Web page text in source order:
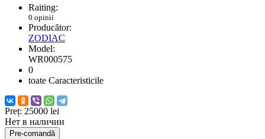
Raiting:
0 opinii
Producător:
ZODIAC
Model:
WR000575
0
toate Caracteristicile
Preț: 25000 lei
Нет в наличии
Pre-comandă